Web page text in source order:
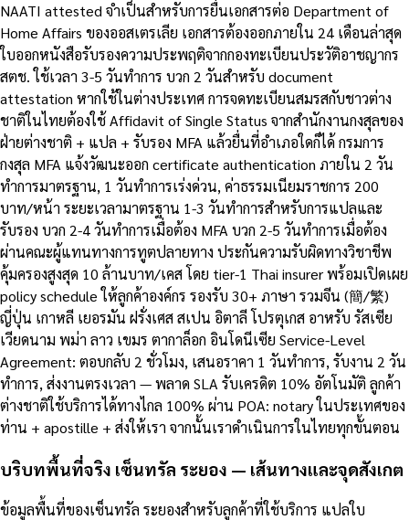
NAATI attested จำเป็นสำหรับการยื่นเอกสารต่อ Department of
Home Affairs ของออสเตรเลีย เอกสารต้องออกภายใน 24 เดือนล่าสุด
ใบออกหนังสือรับรองความประพฤติจากกองทะเบียนประวัติอาชญากร
สตช. ใช้เวลา 3-5 วันทำการ บวก 2 วันสำหรับ document
attestation หากใช้ในต่างประเทศ การจดทะเบียนสมรสกับชาวต่าง
ชาติในไทยต้องใช้ Affidavit of Single Status จากสำนักงานกงสุลของ
ฝ่ายต่างชาติ + แปล + รับรอง MFA แล้วยื่นที่อำเภอใดก็ได้ กรมการ
กงสุล MFA แจ้งวัฒนะออก certificate authentication ภายใน 2 วัน
ทำการมาตรฐาน, 1 วันทำการเร่งด่วน, ค่าธรรมเนียมราชการ 200
บาท/หน้า ระยะเวลามาตรฐาน 1-3 วันทำการสำหรับการแปลและ
รับรอง บวก 2-4 วันทำการเมื่อต้อง MFA บวก 2-5 วันทำการเมื่อต้อง
ผ่านคณะผู้แทนทางการทูตปลายทาง ประกันความรับผิดทางวิชาชีพ
คุ้มครองสูงสุด 10 ล้านบาท/เคส โดย tier-1 Thai insurer พร้อมเปิดเผย
policy schedule ให้ลูกค้าองค์กร รองรับ 30+ ภาษา รวมจีน (簡/繁)
ญี่ปุ่น เกาหลี เยอรมัน ฝรั่งเศส สเปน อิตาลี โปรตุเกส อาหรับ รัสเซีย
เวียดนาม พม่า ลาว เขมร ตากาล็อก อินโดนีเซีย Service-Level
Agreement: ตอบกลับ 2 ชั่วโมง, เสนอราคา 1 วันทำการ, รับงาน 2 วัน
ทำการ, ส่งงานตรงเวลา — พลาด SLA รับเครดิต 10% อัตโนมัติ ลูกค้า
ต่างชาติใช้บริการได้ทางไกล 100% ผ่าน POA: notary ในประเทศของ
ท่าน + apostille + ส่งให้เรา จากนั้นเราดำเนินการในไทยทุกขั้นตอน
บริบทพื้นที่จริง เซ็นทรัล ระยอง — เส้นทางและจุดสังเกต
ข้อมูลพื้นที่ของเซ็นทรัล ระยองสำหรับลูกค้าที่ใช้บริการ แปลใบ